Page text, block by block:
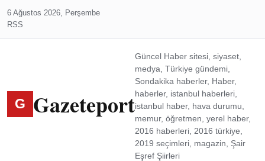
6 Ağustos 2026, Perşembe
RSS
G Gazeteport
Güncel Haber sitesi, siyaset,
medya, Türkiye gündemi,
Sondakika haberler, Haber,
haberler, istanbul haberleri,
istanbul haber, hava durumu,
memur, öğretmen, yerel haber,
2016 haberleri, 2016 türkiye,
2019 seçimleri, magazin, Şair
Eşref Şiirleri